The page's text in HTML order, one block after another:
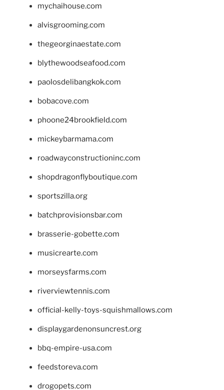
mychaihouse.com
alvisgrooming.com
thegeorginaestate.com
blythewoodseafood.com
paolosdelibangkok.com
bobacove.com
phoone24brookfield.com
mickeybarmama.com
roadwayconstructioninc.com
shopdragonflyboutique.com
sportszilla.org
batchprovisionsbar.com
brasserie-gobette.com
musicrearte.com
morseysfarms.com
riverviewtennis.com
official-kelly-toys-squishmallows.com
displaygardenonsuncrest.org
bbq-empire-usa.com
feedstoreva.com
drogopets.com